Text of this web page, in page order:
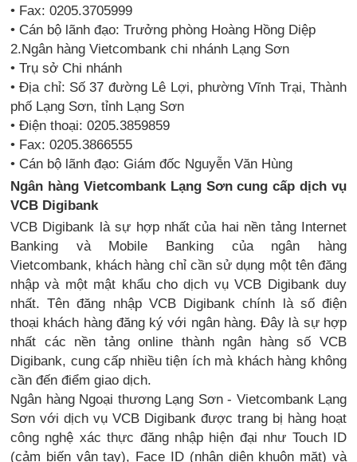
• Fax: 0205.3705999
• Cán bộ lãnh đạo: Trưởng phòng Hoàng Hồng Diệp
2.Ngân hàng Vietcombank chi nhánh Lạng Sơn
• Trụ sở Chi nhánh
• Địa chỉ: Số 37 đường Lê Lợi, phường Vĩnh Trại, Thành
phố Lạng Sơn, tỉnh Lạng Sơn
• Điện thoại: 0205.3859859
• Fax: 0205.3866555
• Cán bộ lãnh đạo: Giám đốc Nguyễn Văn Hùng
Ngân hàng Vietcombank Lạng Sơn cung cấp dịch vụ
VCB Digibank
VCB Digibank là sự hợp nhất của hai nền tảng Internet
Banking và Mobile Banking của ngân hàng
Vietcombank, khách hàng chỉ cần sử dụng một tên đăng
nhập và một mật khẩu cho dịch vụ VCB Digibank duy
nhất. Tên đăng nhập VCB Digibank chính là số điện
thoại khách hàng đăng ký với ngân hàng. Đây là sự hợp
nhất các nền tảng online thành ngân hàng số VCB
Digibank, cung cấp nhiều tiện ích mà khách hàng không
cần đến điểm giao dịch.
Ngân hàng Ngoại thương Lạng Sơn - Vietcombank Lạng
Sơn với dịch vụ VCB Digibank được trang bị hàng hoạt
công nghệ xác thực đăng nhập hiện đại như Touch ID
(cảm biến vân tay), Face ID (nhận diện khuôn mặt) và